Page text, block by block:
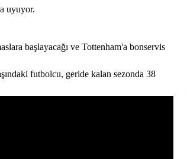
uyuyor.
başlayacağı ve Tottenham'a bonservis
futbolcu, geride kalan sezonda 38